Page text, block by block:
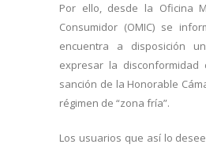
Por ello, desde la Oficina
Consumidor (OMIC) se
encuentra a disposición
expresar la
sanción de la Honorable
régimen de “zona fría”.
Los usuarios que así lo